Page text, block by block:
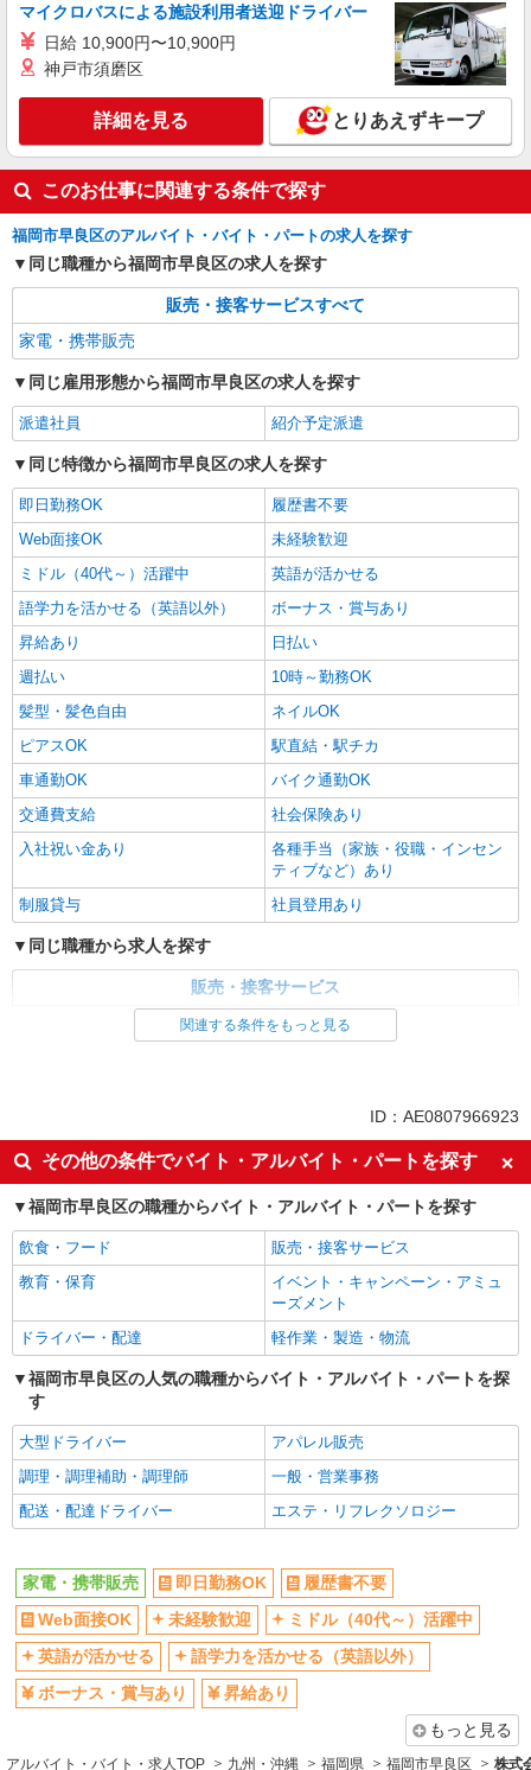
20,900円 〜 25,000円（15時間相当） ＊＿ 試用期
間あり 6ヶ月 月給25万円以上 ※経験・能力による
【試用期間】月給 207900 円 〜 249000 円
■ソフトバンク次郎丸店 福岡県 福岡市早良区
キープ 詳細を見る
マイクロバスによる施設利用者送迎ドライバー
日給 10,900円〜10,900円
神戸市須磨区
詳細を見る とりあえずキープ
このお仕事に関連する条件で探す
福岡市早良区のアルバイト・バイト・パートの求人を探す
同じ職種から福岡市早良区の求人を探す
販売・接客サービスすべて
家電・携帯販売
同じ雇用形態から福岡市早良区の求人を探す
派遣社員 紹介予定派遣
同じ特徴から福岡市早良区の求人を探す
即日勤務OK
履歴書不要
Web面接OK
未経験歓迎
ミドル（40代～）活躍中
英語が活かせる
語学力を活かせる（英語以外）
ボーナス・賞与あり
昇給あり
日払い
週払い
10時～勤務OK
髪型・髪色自由
ネイルOK
ピアスOK
駅直結・駅チカ
車通勤OK
バイク通勤OK
交通費支給
社会保険あり
入社祝い金あり
各種手当（家族・役職・インセン
ティブなど）あり
制服貸与
社員登用あり
同じ職種から求人を探す
販売・接客サービス
英語が活かせる
ボーナス・賞与あり
日払い
車通勤OK
交通費支給
社会保険あり
社員登用あり
関連する条件をもっと見る
ID：AE0807966923
その他の条件でバイト・アルバイト・パートを探す
福岡市早良区の職種からバイト・アルバイト・パートを探す
飲食・フード
販売・接客サービス
教育・保育
イベント・キャンペーン・アミュ
ーズメント
ドライバー・配達
軽作業・製造・物流
福岡市早良区の人気の職種からバイト・アルバイト・パートを探
す
大型ドライバー
アパレル販売
調理・調理補助・調理師
一般・営業事務
配送・配達ドライバー
エステ・リフレクソロジー
家電・携帯販売 即日勤務OK
履歴書不要
Web面接OK
未経験歓迎
ミドル（40代～）活躍中
英語が活かせる
語学力を活かせる（英語以外）
ボーナス・賞与あり
昇給あり
もっと見る
アルバイト・バイト・求人TOP 九州・沖縄 福岡県 福岡市早良区 株式